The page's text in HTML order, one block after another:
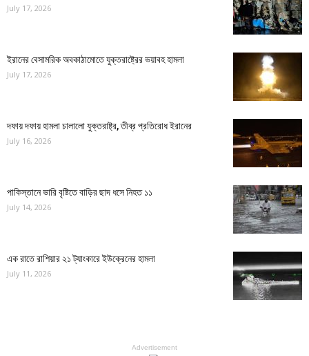
July 17, 2026
ইরানের বেসামরিক অবকাঠামোতে যুক্তরাষ্ট্রের ভয়াবহ হামলা
July 17, 2026
দফায় দফায় হামলা চালালো যুক্তরাষ্ট্র, তীব্র প্রতিরোধ ইরানের
July 16, 2026
পাকিস্তানে ভারি বৃষ্টিতে বাড়ির ছাদ ধসে নিহত ১১
July 14, 2026
এক রাতে রাশিয়ার ২১ ট্যাংকারে ইউক্রেনের হামলা
July 11, 2026
Advertisement